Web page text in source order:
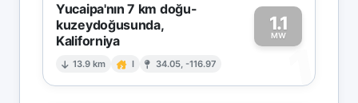
Yucaipa'nın 7 km doğu-
kuzeydoğusunda,
Kaliforniya
13.9 km I 34.05, -116.97
1.1
MW
1